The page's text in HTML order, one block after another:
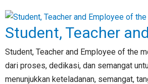
Student, Teacher
Student, Teacher and Employee of the
dari proses, dedikasi, dan semangat
menunjukkan keteladanan, semangat,